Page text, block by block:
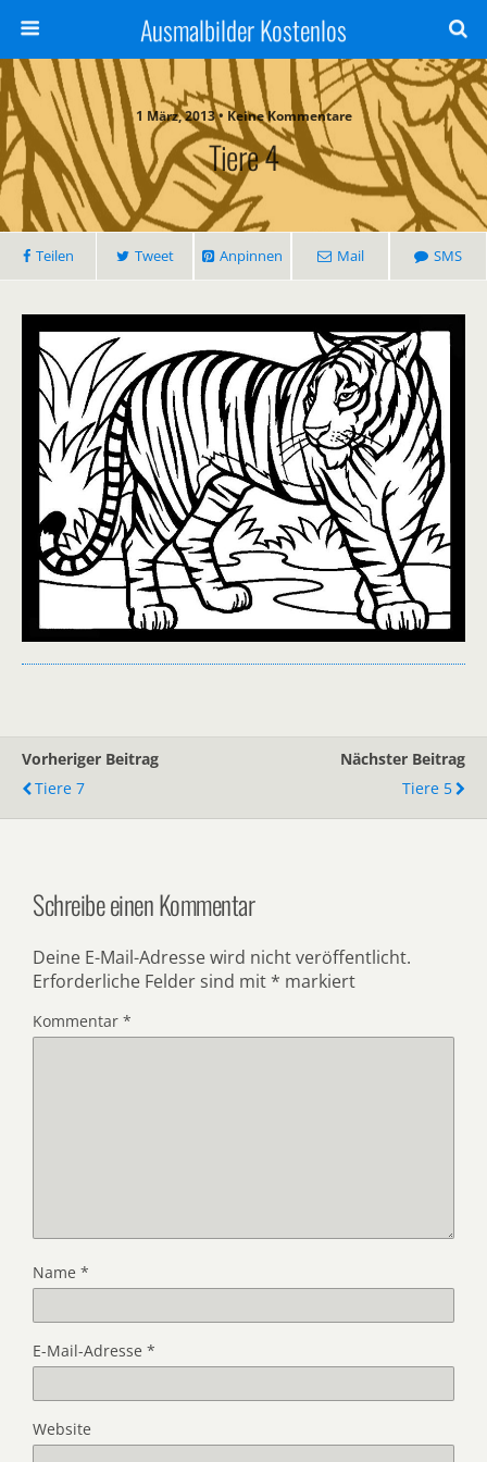
Ausmalbilder Kostenlos
1 März, 2013 • Keine Kommentare
Tiere 4
Teilen Tweet Anpinnen Mail SMS
Vorheriger Beitrag
Tiere 7
Nächster Beitrag
Tiere 5
Schreibe einen Kommentar
Deine E-Mail-Adresse wird nicht veröffentlicht.
Erforderliche Felder sind mit * markiert
Kommentar *
Name *
E-Mail-Adresse *
Website